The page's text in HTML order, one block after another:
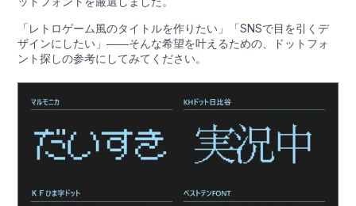
「レトロゲーム風のタイトルを作りたい」「SNSで目を引くデ
ザインにしたい」――そんな希望を叶えるための、ドットフォ
ント探しの参考にしてみてください。